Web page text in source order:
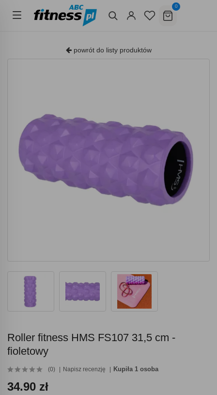
0
powrót do listy produktów
Roller fitness HMS FS107 31,5 cm -
fioletowy
(0) Napisz recenzję Kupiła 1 osoba
34.90 zł